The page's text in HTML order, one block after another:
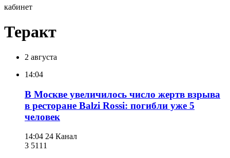
кабинет
Теракт
2 августа
14:04
В Москве увеличилось число жертв взрыва
в ресторане Balzi Rossi: погибли уже 5
человек
14:04 24 Канал
3 511 1